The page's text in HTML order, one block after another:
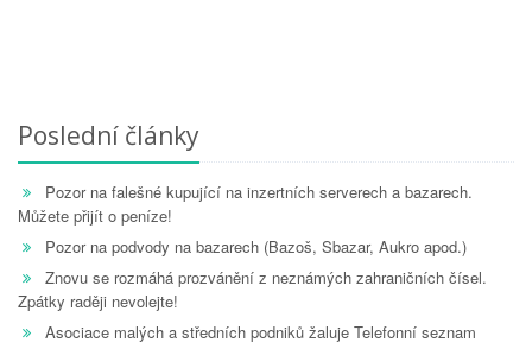
Poslední články
Pozor na falešné kupující na inzertních serverech a bazarech.
Můžete přijít o peníze!
Pozor na podvody na bazarech (Bazoš, Sbazar, Aukro apod.)
Znovu se rozmáhá prozvánění z neznámých zahraničních čísel.
Zpátky raději nevolejte!
Asociace malých a středních podniků žaluje Telefonní seznam